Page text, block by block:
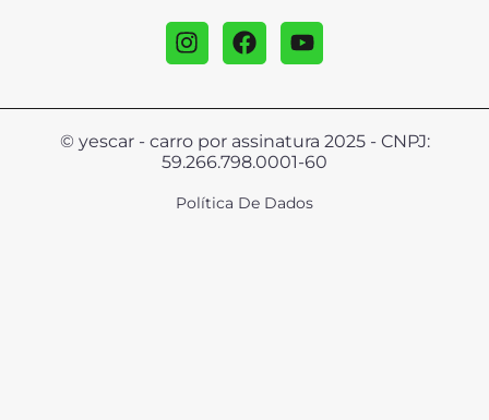
© yescar - carro por assinatura 2025 - CNPJ:
59.266.798.0001-60
Política De Dados